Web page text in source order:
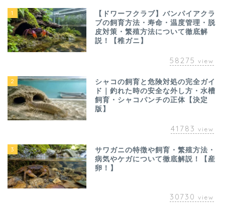
1
【ドワーフクラブ】バンパイアクラ
ブの飼育方法・寿命・温度管理・脱
皮対策・繁殖方法について徹底解
説！【稚ガニ】
58275 view
2
シャコの飼育と危険対処の完全ガイ
ド｜釣れた時の安全な外し方・水槽
飼育・シャコパンチの正体【決定
版】
41783 view
3
サワガニの特徴や飼育・繁殖方法・
病気やケガについて徹底解説！【産
卵！】
30730 view